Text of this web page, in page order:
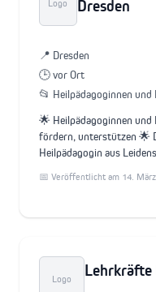
Logo Dresden
📍 Dresden
🕒 vor Ort
📂 Heilpädagoginnen und
🌟 Heilpädagoginnen
fördern, unterstützen 🌟
Heilpädagogin aus
📅 Veröffentlicht am 14.
Logo Lehrkräfte